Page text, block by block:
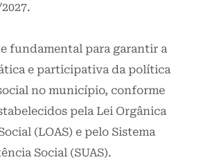
fundamental para garantir a
e participativa da política
no município, conforme
pela Lei Orgânica
(LOAS) e pelo Sistema
Social (SUAS).